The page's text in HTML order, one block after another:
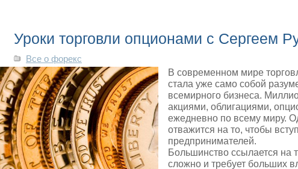
Уроки торговли опционами с Сергеем
Все о форекс
В современном мире
стала уже само собой
всемирного бизнеса.
акциями, облигациями,
ежедневно по всему миру.
отважится на то, чтобы
предпринимателей.
Большинство ссылается на
сложно и требует больших